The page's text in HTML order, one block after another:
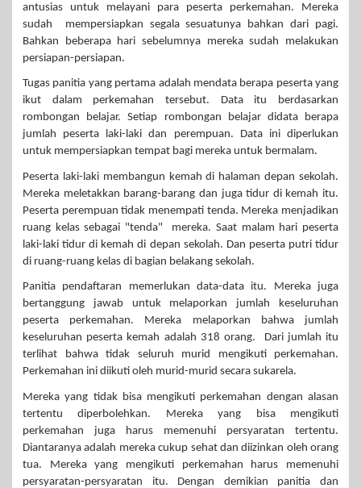
antusias untuk melayani para peserta perkemahan. Mereka
sudah mempersiapkan segala sesuatunya bahkan dari pagi.
Bahkan beberapa hari sebelumnya mereka sudah melakukan
persiapan-persiapan.
Tugas panitia yang pertama adalah mendata berapa peserta yang
ikut dalam perkemahan tersebut. Data itu berdasarkan
rombongan belajar. Setiap rombongan belajar didata berapa
jumlah peserta laki-laki dan perempuan. Data ini diperlukan
untuk mempersiapkan tempat bagi mereka untuk bermalam.
Peserta laki-laki membangun kemah di halaman depan sekolah.
Mereka meletakkan barang-barang dan juga tidur di kemah itu.
Peserta perempuan tidak menempati tenda. Mereka menjadikan
ruang kelas sebagai "tenda" mereka. Saat malam hari peserta
laki-laki tidur di kemah di depan sekolah. Dan peserta putri tidur
di ruang-ruang kelas di bagian belakang sekolah.
Panitia pendaftaran memerlukan data-data itu. Mereka juga
bertanggung jawab untuk melaporkan jumlah keseluruhan
peserta perkemahan. Mereka melaporkan bahwa jumlah
keseluruhan peserta kemah adalah 318 orang. Dari jumlah itu
terlihat bahwa tidak seluruh murid mengikuti perkemahan.
Perkemahan ini diikuti oleh murid-murid secara sukarela.
Mereka yang tidak bisa mengikuti perkemahan dengan alasan
tertentu diperbolehkan. Mereka yang bisa mengikuti
perkemahan juga harus memenuhi persyaratan tertentu.
Diantaranya adalah mereka cukup sehat dan diizinkan oleh orang
tua. Mereka yang mengikuti perkemahan harus memenuhi
persyaratan-persyaratan itu. Dengan demikian panitia dan